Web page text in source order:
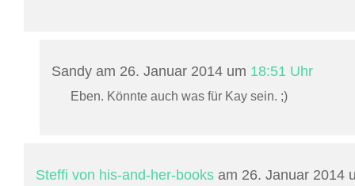
Sandy am 26. Januar 2014 um 18:51 Uhr
Eben. Könnte auch was für Kay sein. ;)
Steffi von his-and-her-books am 26. Januar 2014